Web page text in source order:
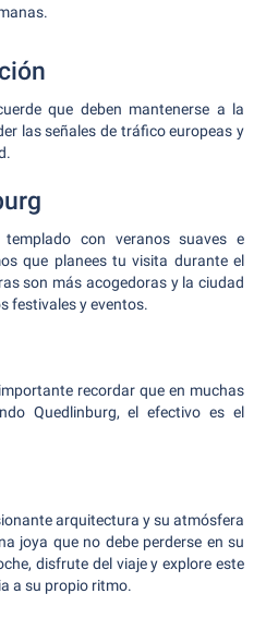
que deben mantenerse a la
las señales de tráfico europeas y
con veranos suaves e
que planees tu visita durante el
son más acogedoras y la ciudad
festivales y eventos.
recordar que en muchas
Quedlinburg, el efectivo es el
arquitectura y su atmósfera
joya que no debe perderse en su
disfrute del viaje y explore este
a su propio ritmo.